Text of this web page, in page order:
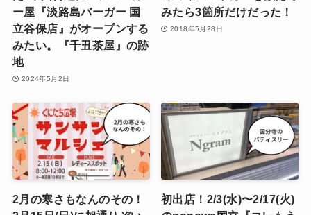
ー屋『淡路島バーガー 国
立谷保店』がオープンする
みたい。『千丑茶屋』の跡
地
2024年5月2日
みたら3箇所だけだった！
2018年5月28日
2月の寒さもなんのその！
初出店！2/3(水)〜2/17(火)